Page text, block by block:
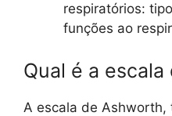
respiratórios:
funções ao
Qual é a
A escala de